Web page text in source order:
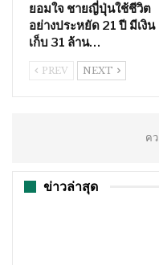
ยอมใจ ชายญี่ปุ่นใช้ชีวิต
อย่างประหยัด 21 ปี มีเงิน
เก็บ 31 ล้าน…
PREV NEXT
ค
ข่าวล่าสุด